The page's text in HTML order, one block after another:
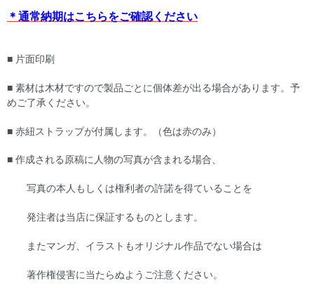
＊通常納期はこちらをご確認ください
■ 片面印刷
■ 素材は木材ですので製品ごとに個体差が出る場合があります。予
めご了承ください。
■ 赤紐ストラップが付属します。（色は赤のみ）
■ 作成される原稿に人物の写真が含まれる場合、
写真の本人もしくは権利者の許諾を得ていることを
発注者は当店に保証するものとします。
またマンガ、イラストもオリジナル作品でない場合は
著作権侵害に当たらぬようご注意ください。